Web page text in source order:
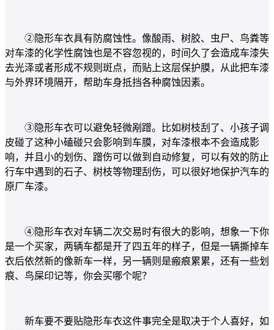
②隐形车衣具有防腐蚀性。像酸雨、树胶、虫尸、鸟粪等
对车漆的化学性腐蚀也是不容忽视的，时间久了会造成车漆失
去光泽或者形成不规则斑点，而贴上这层保护膜，从此把车漆
与外界环境隔开，帮助车身抵挡各种腐蚀因素。
③隐形车衣可以避免轻微剐蹭。比如树枝刮了、小孩子调
皮碰了这种小磕碰只会影响到车膜，对车漆根本不会造成影
响，并且小的划伤、蹭伤可以做到自动修复，可以有效的防止
行车中遇到的石子、树枝等物理刮伤，可以很好地保护汽车的
原厂车漆。
④隐形车衣对车辆二次交易时有很大的影响，想象一下你
是一个买家，两辆车都是开了四五年的样子，但是一辆撕掉车
衣后依然新的像新车一样，另一辆则是瘢痕累累，还有一些划
痕、鸟屎印记等，你会买哪个呢？
新车要不要贴隐形车衣这件事完全是取决于个人喜好，如